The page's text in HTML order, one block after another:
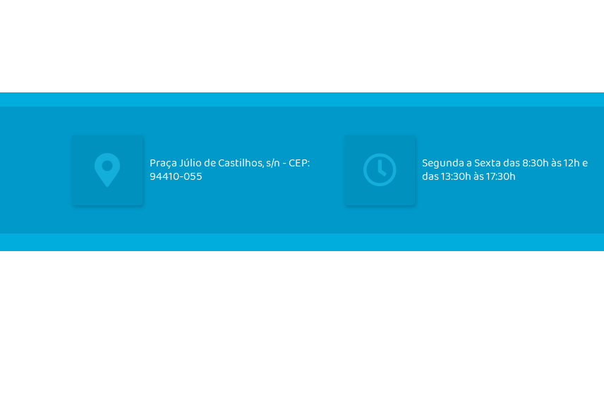
Praça Júlio de Castilhos, s/n - CEP:
94410-055
Segunda a Sexta das 8:30h às 12h e
das 13:30h às 17:30h